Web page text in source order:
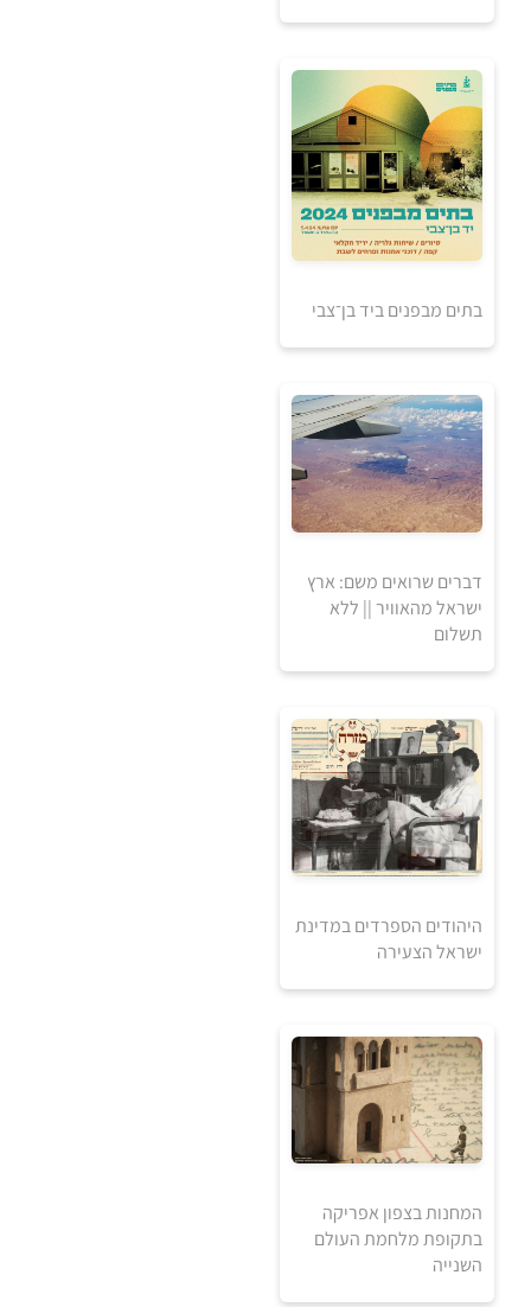
5
למידע ולרכישה
5
₪
למידע ולרכישה
5
למידע ולרכישה
בתים מבפנים ביד בן־צבי
5
5
₪
למידע ולרכישה
דברים שרואים משם: ארץ
ישראל מהאוויר || ללא
תשלום
היהודים הספרדים במדינת
ישראל הצעירה
המחנות בצפון אפריקה
בתקופת מלחמת העולם
השנייה